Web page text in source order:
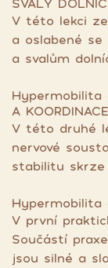
SVALY
V této lekci
a oslabené
a svalům
Hypermobilita
A KOORDINACE
V této druhé
nervové
stabilitu skrze
Hypermobilita
V první
Součástí
jsou silné a